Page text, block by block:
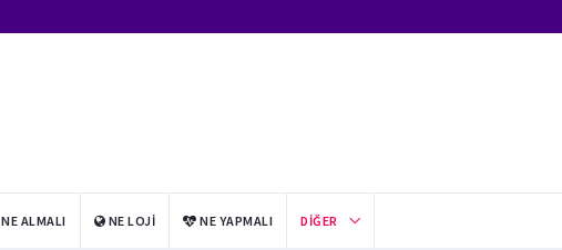
NE ALMALI NE LOJI NE YAPMALI DIĞER